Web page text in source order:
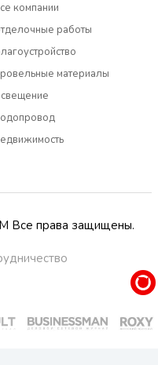
компании
работы
материалы
Все права защищены.